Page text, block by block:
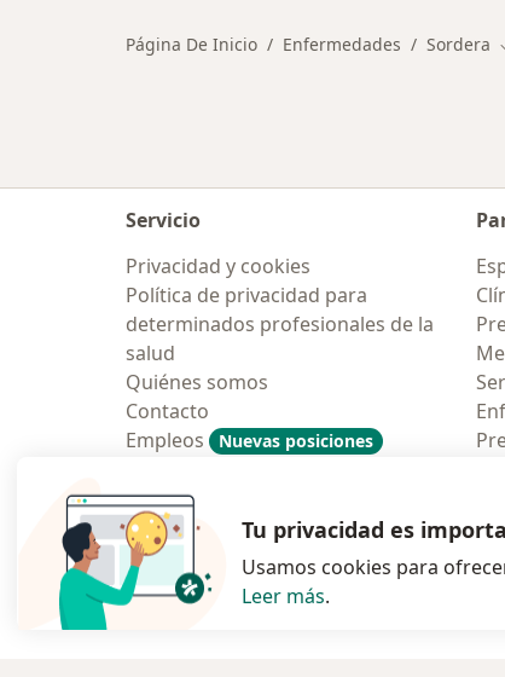
Página De Inicio Enfermedades Sordera
Servicio
Privacidad y cookies
Política de privacidad para
determinados profesionales de la
salud
Quiénes somos
Contacto
Empleos
Nuevas posiciones
Contratación
Polska
Tu privacidad es
Usamos cookies para
Leer más.